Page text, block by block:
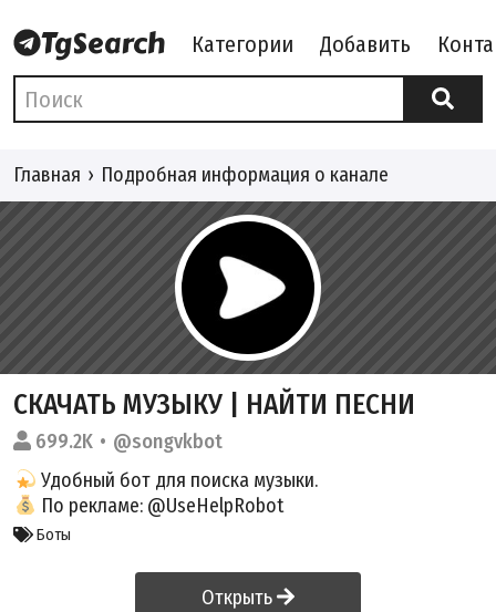
Категории Добавить
Главная Подробная информация о канале
СКАЧАТЬ МУЗЫКУ | НАЙТИ ПЕСНИ
699.2K
@songvkbot
Удобный бот для поиска музыки.
По рекламе: @UseHelpRobot
Боты
Открыть